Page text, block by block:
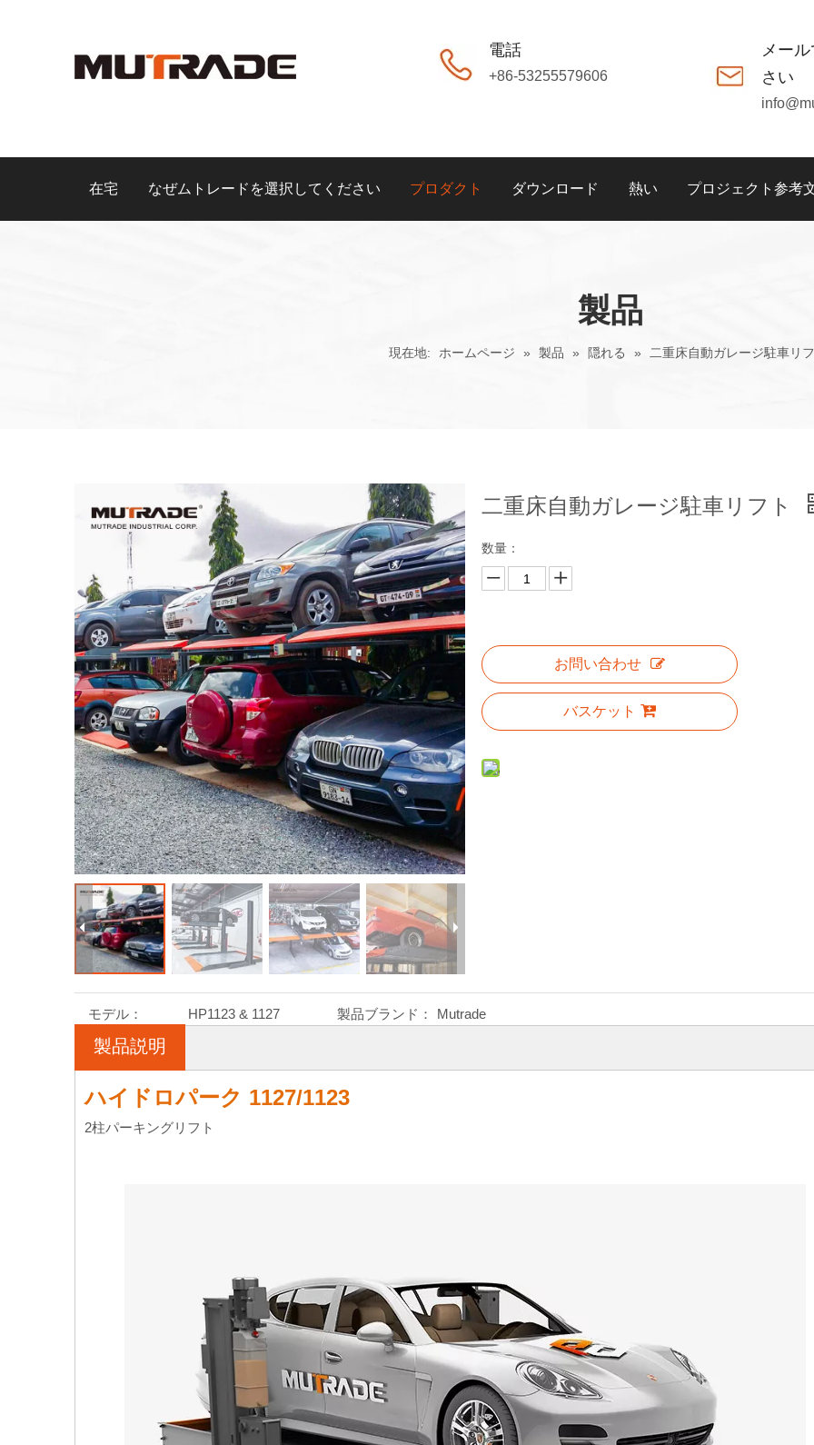
電話
+86-53255579606
メー
さい
在宅 なぜムトレードを選択してください プロダクト ダウンロード 熱い プロジェクト参考
製品
現在地: ホームページ » 製品 » 隠れる » 二重床自動ガレージ駐車リ
二重床自動ガレージ駐車リフト
数量：
お問い合わせ
バスケット
モデル： HP1123 & 1127 製品ブランド： Mutrade
製品説明
ハイドロパーク 1127/1123
2柱パーキングリフト